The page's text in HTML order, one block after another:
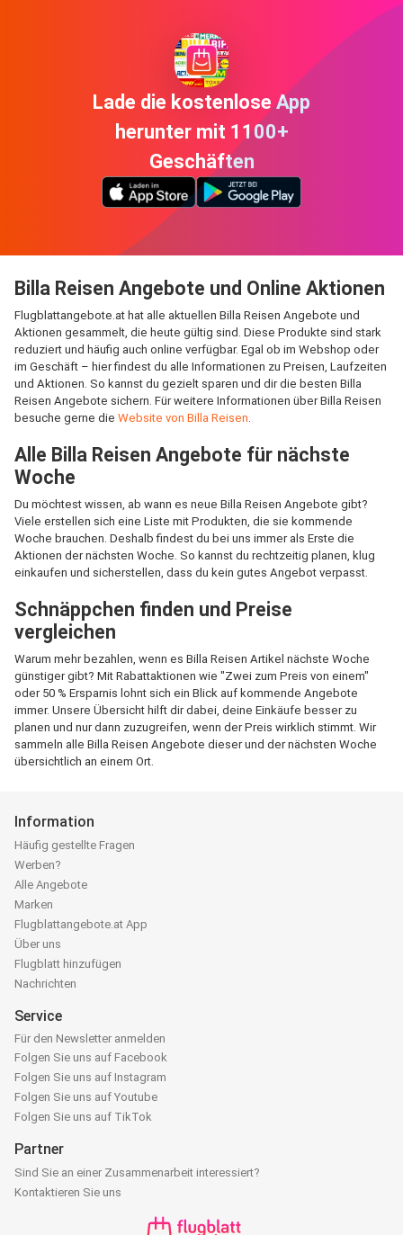
Lade die kostenlose App
herunter mit 1100+
Geschäften
Billa Reisen Angebote und Online Aktionen
Flugblattangebote.at hat alle aktuellen Billa Reisen Angebote und
Aktionen gesammelt, die heute gültig sind. Diese Produkte sind stark
reduziert und häufig auch online verfügbar. Egal ob im Webshop oder
im Geschäft – hier findest du alle Informationen zu Preisen, Laufzeiten
und Aktionen. So kannst du gezielt sparen und dir die besten Billa
Reisen Angebote sichern. Für weitere Informationen über Billa Reisen
besuche gerne die Website von Billa Reisen.
Alle Billa Reisen Angebote für nächste
Woche
Du möchtest wissen, ab wann es neue Billa Reisen Angebote gibt?
Viele erstellen sich eine Liste mit Produkten, die sie kommende
Woche brauchen. Deshalb findest du bei uns immer als Erste die
Aktionen der nächsten Woche. So kannst du rechtzeitig planen, klug
einkaufen und sicherstellen, dass du kein gutes Angebot verpasst.
Schnäppchen finden und Preise
vergleichen
Warum mehr bezahlen, wenn es Billa Reisen Artikel nächste Woche
günstiger gibt? Mit Rabattaktionen wie "Zwei zum Preis von einem"
oder 50 % Ersparnis lohnt sich ein Blick auf kommende Angebote
immer. Unsere Übersicht hilft dir dabei, deine Einkäufe besser zu
planen und nur dann zuzugreifen, wenn der Preis wirklich stimmt. Wir
sammeln alle Billa Reisen Angebote dieser und der nächsten Woche
übersichtlich an einem Ort.
Information
Häufig gestellte Fragen
Werben?
Alle Angebote
Marken
Flugblattangebote.at App
Über uns
Flugblatt hinzufügen
Nachrichten
Service
Für den Newsletter anmelden
Folgen Sie uns auf Facebook
Folgen Sie uns auf Instagram
Folgen Sie uns auf Youtube
Folgen Sie uns auf TikTok
Partner
Sind Sie an einer Zusammenarbeit interessiert?
Kontaktieren Sie uns